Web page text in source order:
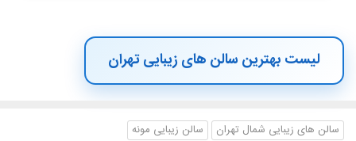
لیست بهترین سالن های زیبایی تهران
سالن های زیبایی شمال تهران
سالن زیبایی مونه